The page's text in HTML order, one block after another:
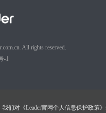
我们对《Leader官网个人信息保护政策
All rights reserved.
-1